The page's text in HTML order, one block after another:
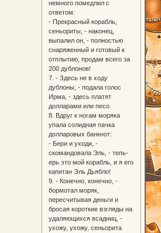
немного помедлил с
ответом:
- Прекрасный корабль,
сеньориты, - наконец,
выпалил он, - полностью
снаряженный и готовый к
отплытию, продам всего за
200 дублонов!
7. - Здесь не в ходу
дублоны, - подала голос
Ирма, - здесь платят
долларами или песо.
8. Вдруг к ногам моряка
упала солидная пачка
долларовых банкнот:
- Бери и уходи, -
скомандовала Эль, - тепь-
ерь это мой корабль, и я его
капитан Эль Дьябло!
9. - Конечно, конечно, -
бормотал моряк,
пересчитывая деньги и
бросая короткие взгляды на
удаляющихся всадниц, -
ухожу, ухожу, сеньорита